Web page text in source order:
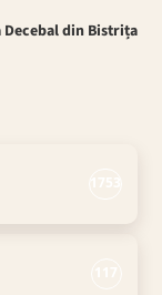
din Bistrița